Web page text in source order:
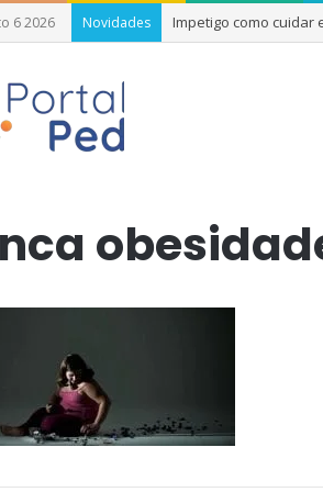
6 2026 Novidades Impetigo como cuidar